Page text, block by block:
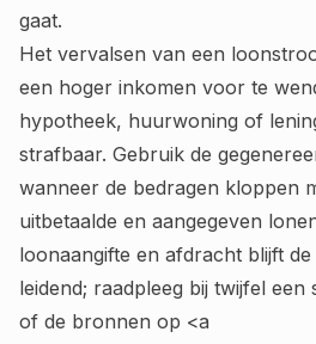
gaat.
Het vervalsen van een
een hoger inkomen voor te
hypotheek, huurwoning of
strafbaar. Gebruik de
wanneer de bedragen kloppen
uitbetaalde en aangegeven
loonaangifte en afdracht blijft de
leidend; raadpleeg bij twijfel een
of de bronnen op <a